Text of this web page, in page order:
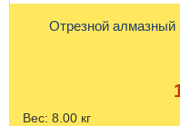
Отрезной алмазный
Вес: 8.00 кг